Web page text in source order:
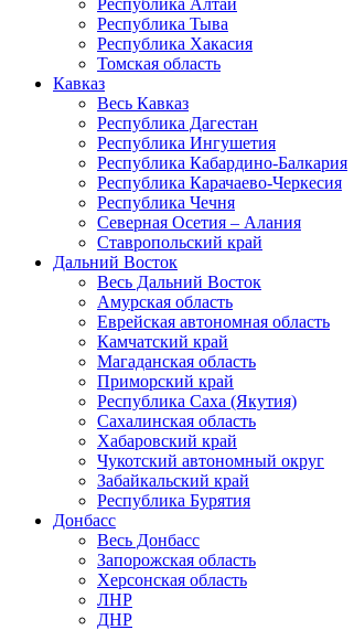
Республика Алтай
Республика Тыва
Республика Хакасия
Томская область
Кавказ
Весь Кавказ
Республика Дагестан
Республика Ингушетия
Республика Кабардино-Балкария
Республика Карачаево-Черкесия
Республика Чечня
Северная Осетия – Алания
Ставропольский край
Дальний Восток
Весь Дальний Восток
Амурская область
Еврейская автономная область
Камчатский край
Магаданская область
Приморский край
Республика Саха (Якутия)
Сахалинская область
Хабаровский край
Чукотский автономный округ
Забайкальский край
Республика Бурятия
Донбасс
Весь Донбасс
Запорожская область
Херсонская область
ЛНР
ДНР